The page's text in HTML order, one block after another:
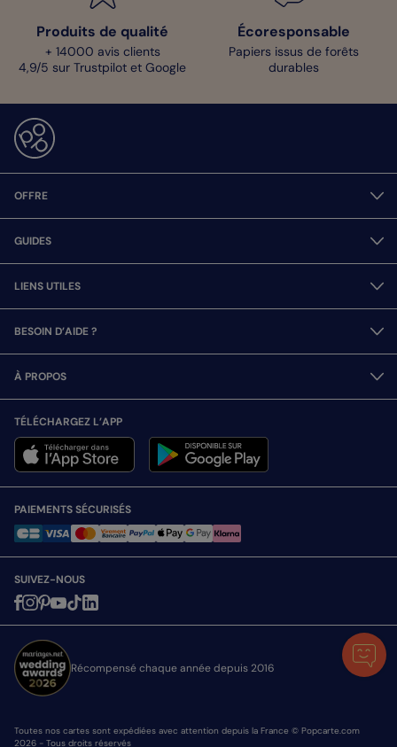
Produits de qualité
+ 14000 avis clients
4,9/5 sur Trustpilot et Google
Écoresponsable
Papiers issus de forêts
durables
OFFRE
GUIDES
LIENS UTILES
BESOIN D’AIDE ?
À PROPOS
TÉLÉCHARGEZ L’APP
PAIEMENTS SÉCURISÉS
SUIVEZ-NOUS
Récompensé chaque année depuis 2016
Toutes nos cartes sont expédiées avec attention depuis la France © Popcarte.com
2026 - Tous droits réservés